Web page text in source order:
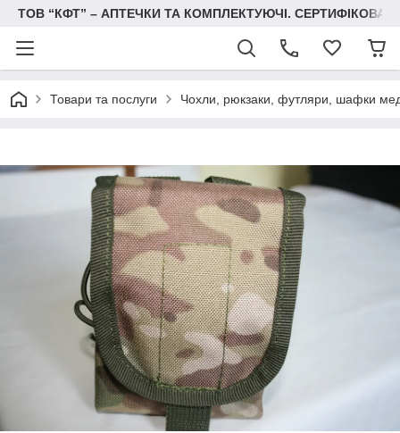
ТОВ “КФТ” – АПТЕЧКИ ТА КОМПЛЕКТУЮЧІ.
Товари та послуги Чохли, рюкзаки, футляри, шафки